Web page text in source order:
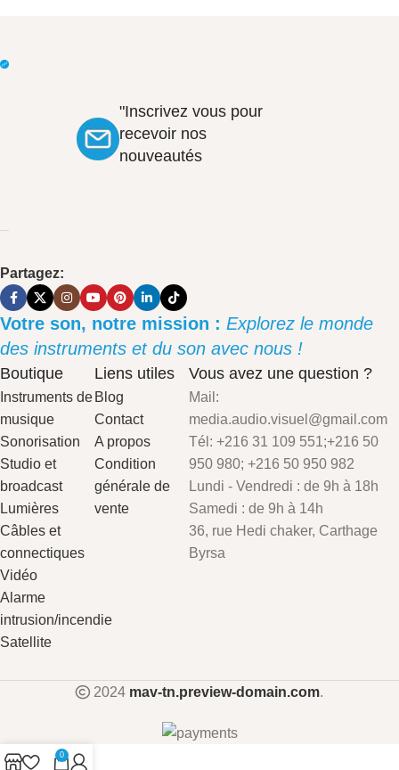
"Inscrivez vous pour
recevoir nos
nouveautés
Partagez:
Votre son, notre mission : Explorez le monde
des instruments et du son avec nous !
Boutique
Instruments de
musique
Sonorisation
Studio et
broadcast
Lumières
Câbles et
connectiques
Vidéo
Alarme
intrusion/incendie
Satellite
Liens utiles
Blog
Contact
A propos
Condition
générale de
vente
Vous avez une question ?
Mail:
media.audio.visuel@gmail.com
Tél: +216 31 109 551;+216 50
950 980; +216 50 950 982
Lundi - Vendredi : de 9h à 18h
Samedi : de 9h à 14h
36, rue Hedi chaker, Carthage
Byrsa
2024 mav-tn.preview-domain.com.
0